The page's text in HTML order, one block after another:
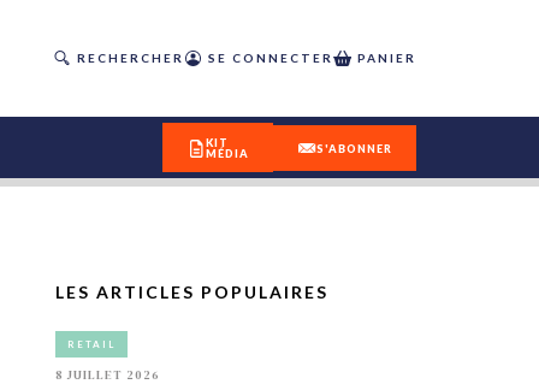
RECHERCHER SE CONNECTER PANIER
KIT
MÉDIA
S'ABONNER
LES ARTICLES POPULAIRES
RETAIL
8 JUILLET 2026